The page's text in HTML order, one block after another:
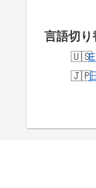
言語切り